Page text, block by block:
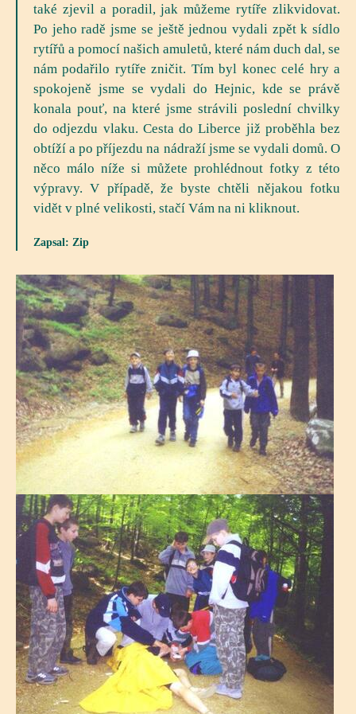
také zjevil a poradil, jak můžeme rytíře zlikvidovat.
Po jeho radě jsme se ještě jednou vydali zpět k sídlo
rytířů a pomocí našich amuletů, které nám duch dal, se
nám podařilo rytíře zničit. Tím byl konec celé hry a
spokojeně jsme se vydali do Hejnic, kde se právě
konala pouť, na které jsme strávili poslední chvilky
do odjezdu vlaku. Cesta do Liberce již proběhla bez
obtíží a po příjezdu na nádraží jsme se vydali domů. O
něco málo níže si můžete prohlédnout fotky z této
výpravy. V případě, že byste chtěli nějakou fotku
vidět v plné velikosti, stačí Vám na ni kliknout.
Zapsal: Zip